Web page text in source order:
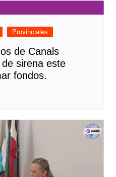
Provinciales
de Canals
sirena este
fondos.